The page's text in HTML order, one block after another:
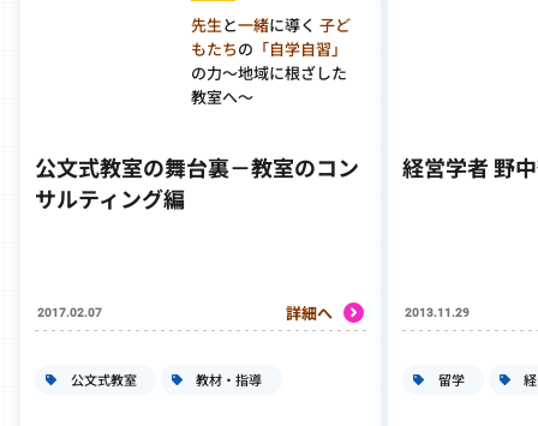
先生と一緒に導く 子ど
もたちの 「自学自習」
の力～地域に根ざした
教室へ～
公文式教室の舞台裏－教室のコン
サルティング編
2017.02.07 詳細へ
公文式教室 教材・指導
経営学者 野
2013.11.29
留学